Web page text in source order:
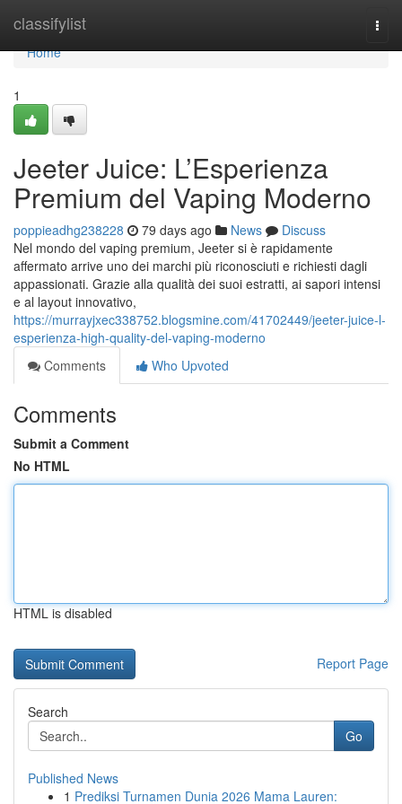
classifylist
Home
Home
1
Jeeter Juice: L’Esperienza
Premium del Vaping Moderno
poppieadhg238228 79 days ago News
Discuss
Nel mondo del vaping premium, Jeeter si è rapidamente
affermato arrive uno dei marchi più riconosciuti e richiesti dagli
appassionati. Grazie alla qualità dei suoi estratti, ai sapori intensi
e al layout innovativo,
https://murrayjxec338752.blogsmine.com/41702449/jeeter-juice-l-
esperienza-high-quality-del-vaping-moderno
Comments
Who Upvoted
Comments
Submit a Comment
No HTML
HTML is disabled
Report Page
Search
Go
Published News
1 Prediksi Turnamen Dunia 2026 Mama Lauren: